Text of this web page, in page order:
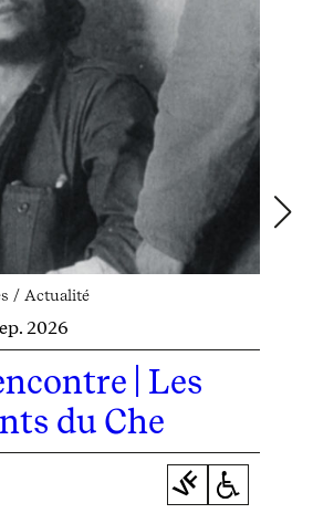
/ Actualité
2026
| Les
du Che
VF